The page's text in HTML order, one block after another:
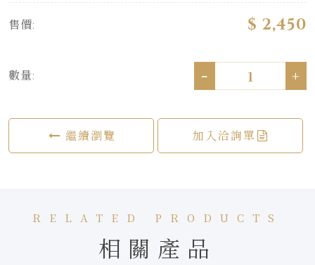
售價: $ 2,450
數量: - +
繼續瀏覽 加入洽詢單
RELATED PRODUCTS
相關產品